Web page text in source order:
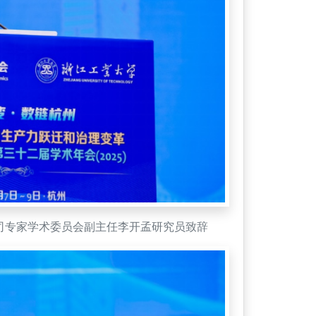
家学术委员会副主任李开孟研究员致辞